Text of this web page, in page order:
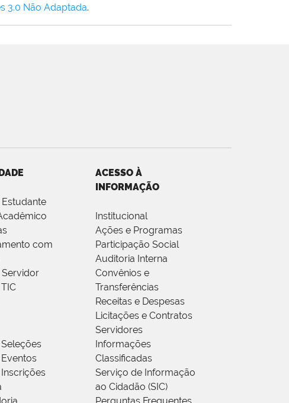
3.0 Não Adaptada.
com
Servidor
ACESSO À
INFORMAÇÃO
Institucional
Ações e Programas
Participação Social
Auditoria Interna
Convênios e
Transferências
Receitas e Despesas
Licitações e Contratos
Servidores
Informações
Classificadas
Serviço de Informação
ao Cidadão (SIC)